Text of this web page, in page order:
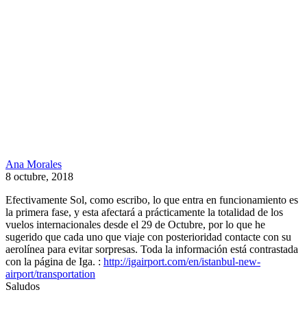
Ana Morales
8 octubre, 2018
Efectivamente Sol, como escribo, lo que entra en funcionamiento es
la primera fase, y esta afectará a prácticamente la totalidad de los
vuelos internacionales desde el 29 de Octubre, por lo que he
sugerido que cada uno que viaje con posterioridad contacte con su
aerolínea para evitar sorpresas. Toda la información está contrastada
con la página de Iga. : http://igairport.com/en/istanbul-new-
airport/transportation
Saludos